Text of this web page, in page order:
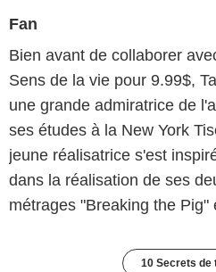
Fan
Bien avant de collaborer
Sens de la vie pour 9.99$,
une grande admiratrice de
ses études à la New York
jeune réalisatrice s'est
dans la réalisation de ses
métrages "Breaking the Pig"
10 Secrets de